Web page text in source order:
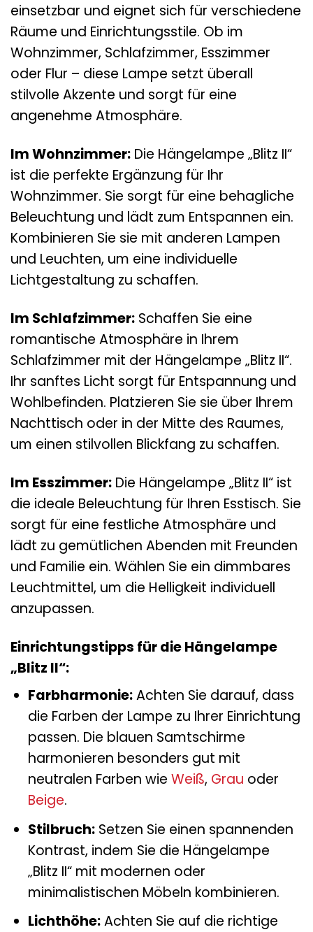
einsetzbar und eignet sich für verschiedene
Räume und Einrichtungsstile. Ob im
Wohnzimmer, Schlafzimmer, Esszimmer
oder Flur – diese Lampe setzt überall
stilvolle Akzente und sorgt für eine
angenehme Atmosphäre.
Im Wohnzimmer: Die Hängelampe „Blitz II“
ist die perfekte Ergänzung für Ihr
Wohnzimmer. Sie sorgt für eine behagliche
Beleuchtung und lädt zum Entspannen ein.
Kombinieren Sie sie mit anderen Lampen
und Leuchten, um eine individuelle
Lichtgestaltung zu schaffen.
Im Schlafzimmer: Schaffen Sie eine
romantische Atmosphäre in Ihrem
Schlafzimmer mit der Hängelampe „Blitz II“.
Ihr sanftes Licht sorgt für Entspannung und
Wohlbefinden. Platzieren Sie sie über Ihrem
Nachttisch oder in der Mitte des Raumes,
um einen stilvollen Blickfang zu schaffen.
Im Esszimmer: Die Hängelampe „Blitz II“ ist
die ideale Beleuchtung für Ihren Esstisch. Sie
sorgt für eine festliche Atmosphäre und
lädt zu gemütlichen Abenden mit Freunden
und Familie ein. Wählen Sie ein dimmbares
Leuchtmittel, um die Helligkeit individuell
anzupassen.
Einrichtungstipps für die Hängelampe
„Blitz II“:
Farbharmonie:Achten Sie darauf, dass
die Farben der Lampe zu Ihrer Einrichtung
passen. Die blauen Samtschirme
harmonieren besonders gut mit
neutralen Farben wie Weiß, Grau oder
Beige.
Stilbruch:Setzen Sie einen spannenden
Kontrast, indem Sie die Hängelampe
„Blitz II“ mit modernen oder
minimalistischen Möbeln kombinieren.
Lichthöhe:Achten Sie auf die richtige